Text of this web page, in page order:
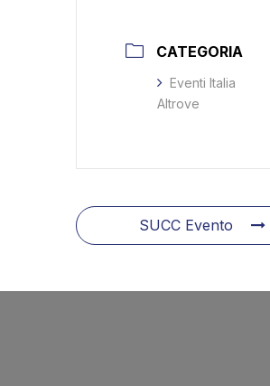
CATEGORIA
Eventi Italia
Altrove
SUCC Evento